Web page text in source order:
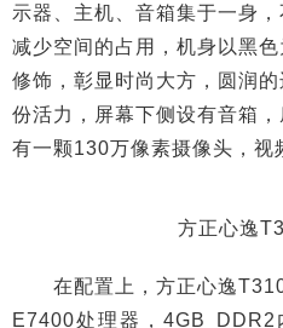
示器、主机、音箱集于一身
减少空间的占用，机身以黑
修饰，彰显时尚大方，圆润
份活力，屏幕下侧设有音箱
有一颗130万像素摄像头，视
方正心逸
在配置上，方正心逸
E7400处理器，4GB DDR2